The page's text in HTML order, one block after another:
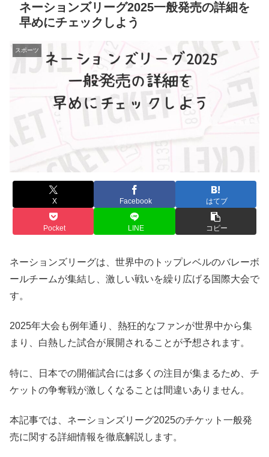
ネーションズリーグ2025一般発売の詳細を
早めにチェックしよう
スポーツ
X Facebook はてブ
Pocket LINE コピー
ネーションズリーグは、世界中のトップレベルのバレーボ
ールチームが集結し、激しい戦いを繰り広げる国際大会で
す。
2025年大会も例年通り、熱狂的なファンが世界中から集
まり、白熱した試合が展開されることが予想されます。
特に、日本での開催試合には多くの注目が集まるため、チ
ケットの争奪戦が激しくなることは間違いありません。
本記事では、ネーションズリーグ2025のチケット一般発
売に関する詳細情報を徹底解説します。